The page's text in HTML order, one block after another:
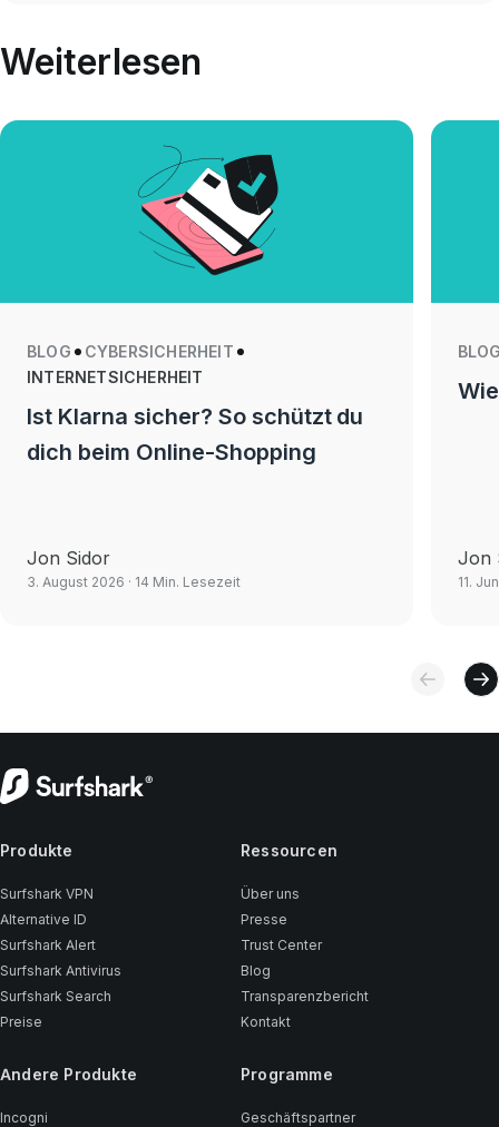
Weiterlesen
BLOG
CYBERSICHERHEIT
INTERNETSICHERHEIT
Ist Klarna sicher? So schützt du
dich beim Online-Shopping
Jon Sidor
3. August 2026 · 14 Min. Lesezeit
Jon
11.
Produkte
Surfshark VPN
Alternative ID
Surfshark Alert
Surfshark Antivirus
Surfshark Search
Preise
Andere Produkte
Incogni
Ressourcen
Über uns
Presse
Trust Center
Blog
Transparenzbericht
Kontakt
Programme
Geschäftspartner